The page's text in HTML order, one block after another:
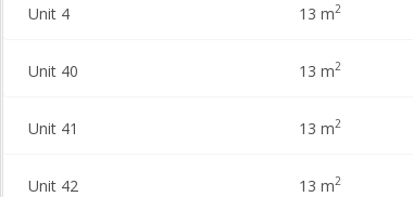
Unit 4 13 m2
Unit 40 13 m2
Unit 41 13 m2
Unit 42 13 m2